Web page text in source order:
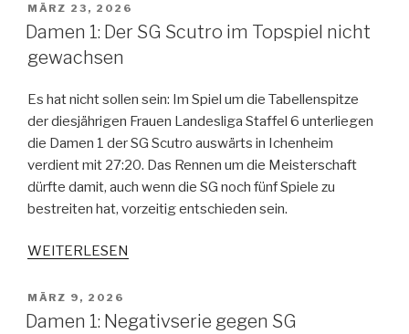
MÄRZ 23, 2026
Damen 1: Der SG Scutro im Topspiel nicht
gewachsen
Es hat nicht sollen sein: Im Spiel um die Tabellenspitze
der diesjährigen Frauen Landesliga Staffel 6 unterliegen
die Damen 1 der SG Scutro auswärts in Ichenheim
verdient mit 27:20. Das Rennen um die Meisterschaft
dürfte damit, auch wenn die SG noch fünf Spiele zu
bestreiten hat, vorzeitig entschieden sein.
WEITERLESEN
MÄRZ 9, 2026
Damen 1: Negativserie gegen SG